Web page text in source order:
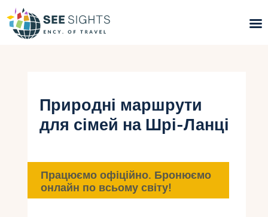
Гарячі тури
Типи Турів
Інфо
Природні маршрути
для сімей на Шрі-Ланці
Працюємо офіційно. Бронюємо
онлайн по всьому світу!